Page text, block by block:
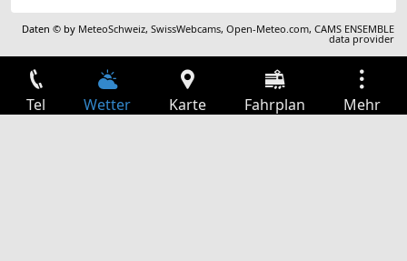
Daten © by MeteoSchweiz,SwissWebcams,Open-Meteo.com,CAMS ENSEMBLE
data provider
Tel Wetter Karte Fahrplan Mehr